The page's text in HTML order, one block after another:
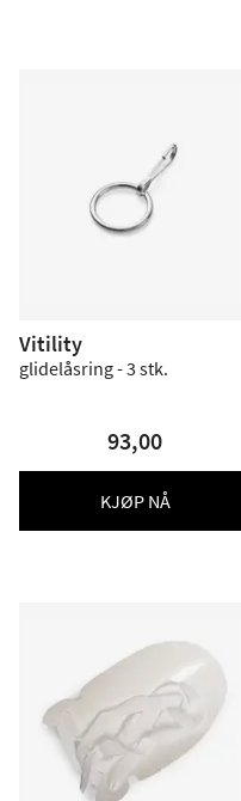
Vitility
glidelåsring - 3 stk.
93,00
KJØP NÅ